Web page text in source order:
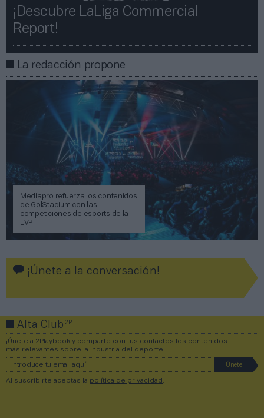
¡Descubre LaLiga Commercial
Report!​​
La redacción propone
Mediapro refuerza los contenidos
de GolStadium con las
competiciones de esports de la
LVP
¡Únete a la conversación!
Alta Club2P
¡Únete a 2Playbook y comparte con tus contactos los contenidos
más relevantes sobre la industria del deporte!
Al suscribirte aceptas la política de privacidad .